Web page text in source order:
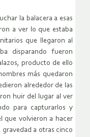
la balacera a esas
a ver lo que estaba
que llegaron al
disparando fueron
producto de ello
más quedaron
alrededor de las
huir del lugar al ver
para capturarlos y
que volvieron a hacer
a otras cinco